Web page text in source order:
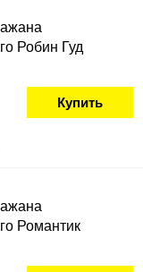
Робин Гуд
Купить
Романтик